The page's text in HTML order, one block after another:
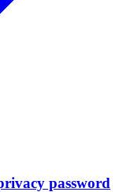
password